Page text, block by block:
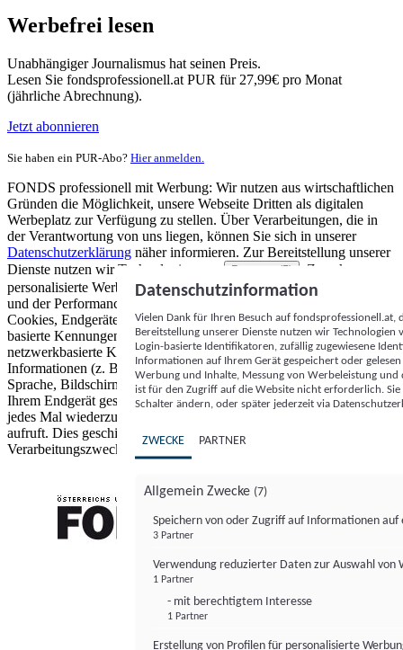
Werbefrei lesen
Unabhängiger Journalismus hat seinen Preis.
Lesen Sie fondsprofessionell.at PUR für 27,99€ pro Monat
(jährliche Abrechnung).
Jetzt abonnieren
Sie haben ein PUR-Abo? Hier anmelden.
FONDS professionell mit Werbung: Wir nutzen aus wirtschaftlichen
Gründen die Möglichkeit, unsere Webseite Dritten als digitalen
Werbeplatz zur Verfügung zu stellen. Über Verarbeitungen, die in
der Verantwortung von uns liegen, können Sie sich in unserer
Datenschutzerklärung näher informieren. Zur Bereitstellung unserer
Dienste nutzen wir Technologien von
Partnern (5)
. Zwecke:
personalisierte Werbung und Inhalte, Messung von Werbeleistung
und der Performance von Inhalten sowie Zielgruppenforschung.
Cookies, Endgeräte- oder ähnliche Online-Kennungen (z. B. login-
basierte Kennungen, zufällig generierte Kennungen,
netzwerkbasierte Kennungen) können zusammen mit anderen
Informationen (z. B. Browsertyp und Browserinformationen,
Sprache, Bildschirmgröße, unterstützte Technologien usw.) auf
Ihrem Endgerät gespeichert oder von dort ausgelesen werden, um es
jedes Mal wiederzuerkennen, wenn es eine App oder einer Webseite
aufruft. Dies geschieht für einen oder mehrere der hier aufgeführten
Verarbeitungszwecke.
Datenschutzinformation
Vielen Dank für Ihren Besuch auf
Bereitstellung unserer Dienste nutzen wir Technologien
Login-basierte Identifikatoren, zufällig zugewiesene
Informationen auf Ihrem Gerät gespeichert oder
Werbung und Inhalte, Messung von Werbeleistung
ist für den Zugriff auf die Website nicht erforderlich.
Schalter ändern, oder später jederzeit via
ZWECKE PARTNER
Allgemein Zwecke (7)
Speichern von oder Zugriff auf Informationen auf
3 Partner
Verwendung reduzierter Daten zur Auswahl von
1 Partner
- mit berechtigtem Interesse
1 Partner
Erstellung von Profilen für personalisierte
FONDS professionell